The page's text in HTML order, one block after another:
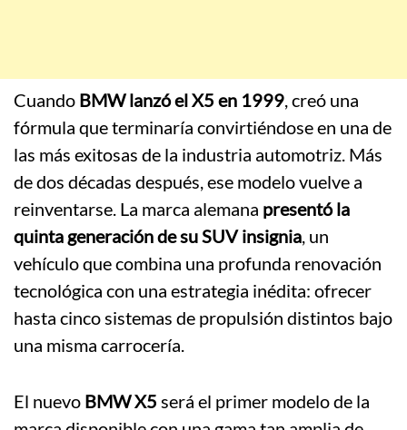
Cuando BMW lanzó el X5 en 1999, creó una
fórmula que terminaría convirtiéndose en una de
las más exitosas de la industria automotriz. Más
de dos décadas después, ese modelo vuelve a
reinventarse. La marca alemana presentó la
quinta generación de su SUV insignia, un
vehículo que combina una profunda renovación
tecnológica con una estrategia inédita: ofrecer
hasta cinco sistemas de propulsión distintos bajo
una misma carrocería.
El nuevo BMW X5 será el primer modelo de la